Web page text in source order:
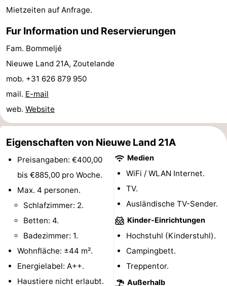
Route
-
Parken
Reisebuchshop
Medizin
Adressen
Region
Zeeland
Schouwen-
Renesse
-
Bruinisse
Natur
-
Mietzeiten auf Anfrage.
Fur Information und Reservierungen
Fam. Bommeljé
Nieuwe Land 21A, Zoutelande
mob. +31 626 879 950
mail. E-mail
web. Website
Eigenschaften von Nieuwe Land 21A
Preisangaben: €400,00
bis €885,00 pro Woche.
Max. 4 personen.
Schlafzimmer: 2.
Betten: 4.
Badezimmer: 1.
Wohnfläche: ±44 m².
Energielabel: A++.
Haustiere nicht erlaubt.
Medien
WiFi / WLAN Internet.
TV.
Ausländische TV-Sender.
Kinder-Einrichtungen
Hochstuhl (Kinderstuhl).
Campingbett.
Treppentor.
Außerhalb